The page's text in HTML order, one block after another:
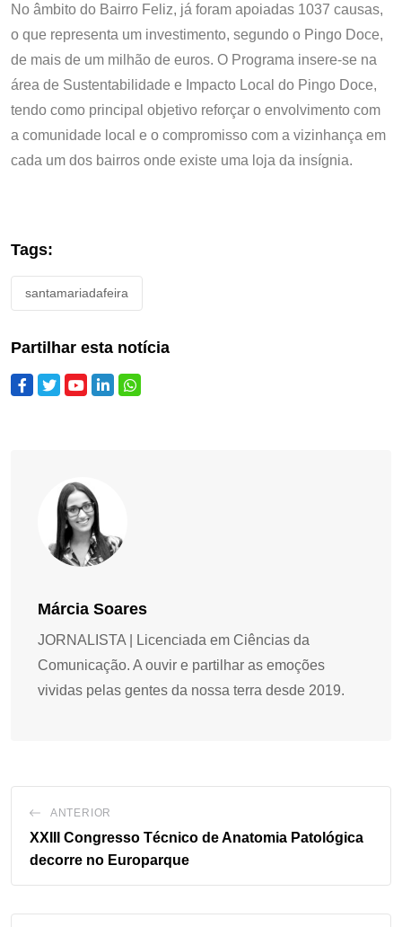
No âmbito do Bairro Feliz, já foram apoiadas 1037 causas,
o que representa um investimento, segundo o Pingo Doce,
de mais de um milhão de euros. O Programa insere-se na
área de Sustentabilidade e Impacto Local do Pingo Doce,
tendo como principal objetivo reforçar o envolvimento com
a comunidade local e o compromisso com a vizinhança em
cada um dos bairros onde existe uma loja da insígnia.
Tags:
santamariadafeira
Partilhar esta notícia
Márcia Soares
JORNALISTA | Licenciada em Ciências da
Comunicação. A ouvir e partilhar as emoções
vividas pelas gentes da nossa terra desde 2019.
ANTERIOR
XXIII Congresso Técnico de Anatomia Patológica
decorre no Europarque